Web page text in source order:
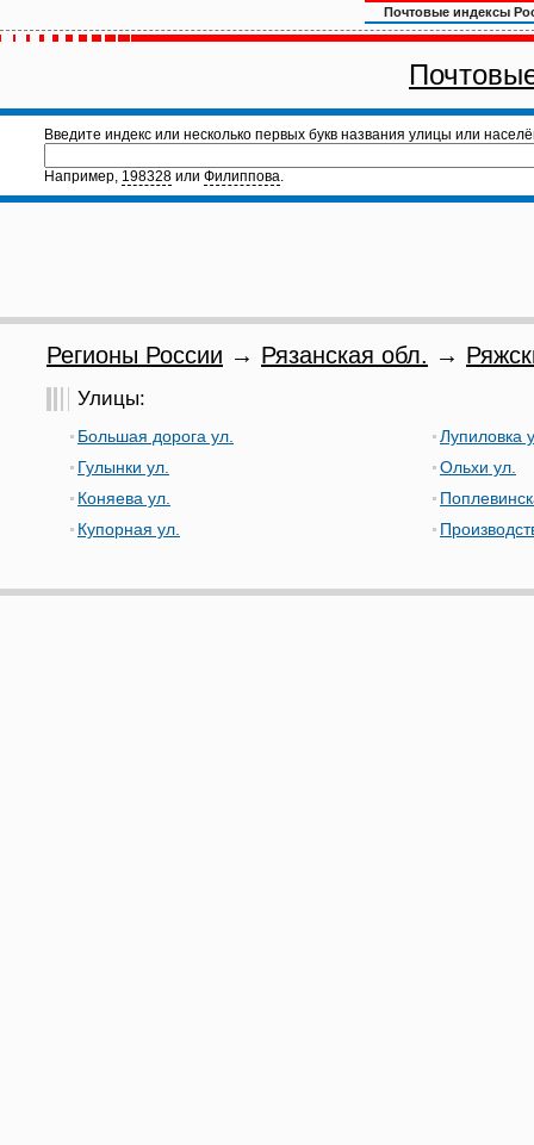
Почтовые индексы
Введите индекс или несколько первых букв названия улицы или
Например, 198328 или Филиппова.
Регионы России → Рязанская обл. →
Улицы:
Большая дорога ул.
Гулынки ул.
Коняева ул.
Купорная ул.
Лупиловка
Ольхи ул.